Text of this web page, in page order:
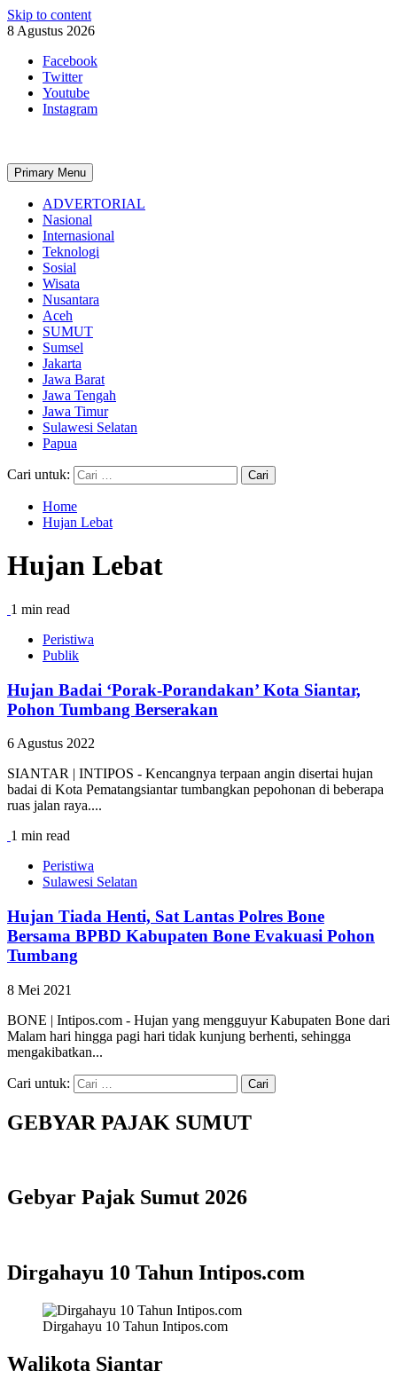
Skip to content
8 Agustus 2026
Facebook
Twitter
Youtube
Instagram
Primary Menu
ADVERTORIAL
Nasional
Internasional
Teknologi
Sosial
Wisata
Nusantara
Aceh
SUMUT
Sumsel
Jakarta
Jawa Barat
Jawa Tengah
Jawa Timur
Sulawesi Selatan
Papua
Cari untuk:
Home
Hujan Lebat
Hujan Lebat
1 min read
Peristiwa
Publik
Hujan Badai ‘Porak-Porandakan’ Kota Siantar,
Pohon Tumbang Berserakan
6 Agustus 2022
SIANTAR | INTIPOS - Kencangnya terpaan angin disertai hujan
badai di Kota Pematangsiantar tumbangkan pepohonan di beberapa
ruas jalan raya....
1 min read
Peristiwa
Sulawesi Selatan
Hujan Tiada Henti, Sat Lantas Polres Bone
Bersama BPBD Kabupaten Bone Evakuasi Pohon
Tumbang
8 Mei 2021
BONE | Intipos.com - Hujan yang mengguyur Kabupaten Bone dari
Malam hari hingga pagi hari tidak kunjung berhenti, sehingga
mengakibatkan...
Cari untuk:
GEBYAR PAJAK SUMUT
Gebyar Pajak Sumut 2026
Dirgahayu 10 Tahun Intipos.com
Dirgahayu 10 Tahun Intipos.com
Walikota Siantar